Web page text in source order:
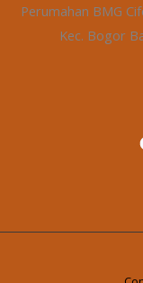
Perumahan BMG
Kec. Bogor